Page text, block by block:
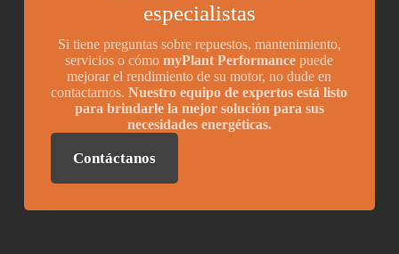
especialistas
Si tiene preguntas sobre repuestos, mantenimiento,
servicios o cómomyPlant Performance puede
mejorar el rendimiento de su motor, no dude en
contactarnos.Nuestro equipo de expertos está listo
para brindarle la mejor solución para sus
necesidades energéticas.
Contáctanos